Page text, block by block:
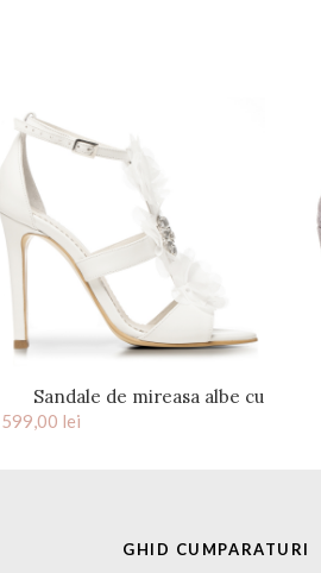
Sandale de mireasa albe cu
accesoriu pietre cristal Bianca
599,00 lei
GHID CUMPARATURI